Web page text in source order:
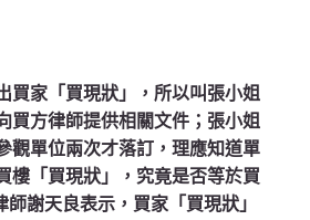
買家「買現狀」，所以叫張小姐
買方律師提供相關文件；張小姐
觀單位兩次才落訂，理應知道單
樓「買現狀」，究竟是否等於買
謝天良表示，買家「買現狀」